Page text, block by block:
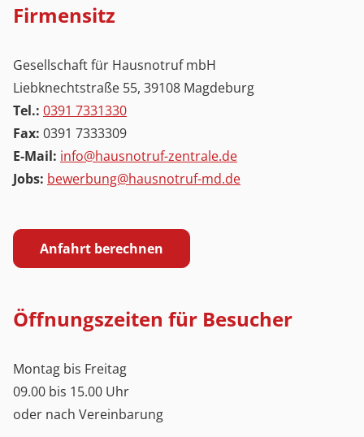
Firmensitz
Gesellschaft für Hausnotruf mbH
Liebknechtstraße 55, 39108 Magdeburg
Tel.: 0391 7331330
Fax: 0391 7333309
E-Mail: info@hausnotruf-zentrale.de
Jobs: bewerbung@hausnotruf-md.de
Anfahrt berechnen
Öffnungszeiten für Besucher
Montag bis Freitag
09.00 bis 15.00 Uhr
oder nach Vereinbarung